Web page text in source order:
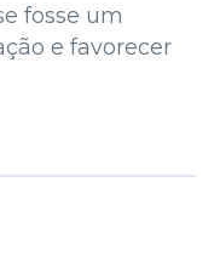
fosse um
e favorecer